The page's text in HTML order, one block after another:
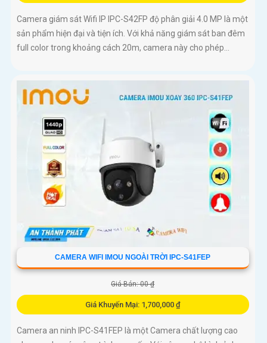
Camera giám sát Wifi IP IPC-S42FP độ phân giải 4.0 MP là một
sản phẩm hiện đại và tiện ích. Với khả năng giám sát ban đêm
full color trong khoảng cách 20m, camera này cho phép...
CAMERA WIFI IMOU NGOÀI TRỜI IPC-S41FEP
Giá Bán: 00 ₫
Giá Khuyến Mại: 1,700,000 ₫
Camera an ninh IPC-S41FEP là một Camera chất lượng cao